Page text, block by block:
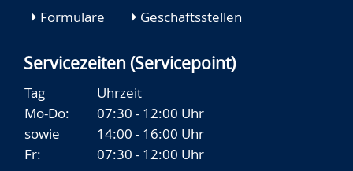
Formulare Geschäftsstellen
Servicezeiten (Servicepoint)
Tag
Uhrzeit
Mo-Do:
07:30 - 12:00 Uhr
sowie
14:00 - 16:00 Uhr
Fr:
07:30 - 12:00 Uhr